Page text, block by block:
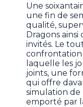
Une
une fin de
qualité,
Dragons
invités. Le
confrontation
laquelle les
joints, une
qui offre
simulation de
emporté par